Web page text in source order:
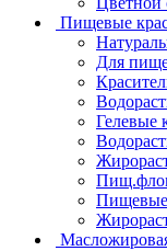
Пищевые
Для
Гелевые
Пищевые